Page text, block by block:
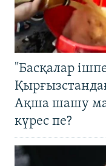
"Басқалар
Ақша шашу
күрес пе?